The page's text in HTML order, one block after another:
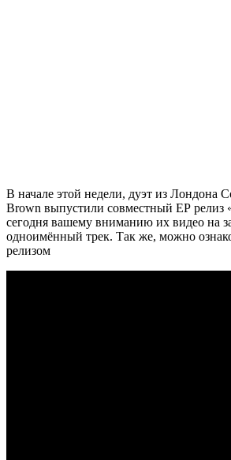
В начале этой недели, дуэт из Лондона
Brown выпустили совместный ЕР релиз
сегодня вашему вниманию их видео на
одноимённый трек. Так же, можно
релизом